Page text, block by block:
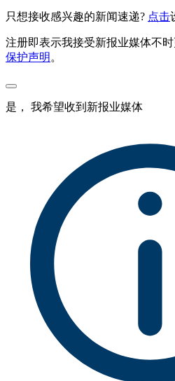
只想接收感兴趣的新闻速递? 点击
注册即表示我接受新报业媒体不
保护声明 。
是， 我希望收到新报业媒体